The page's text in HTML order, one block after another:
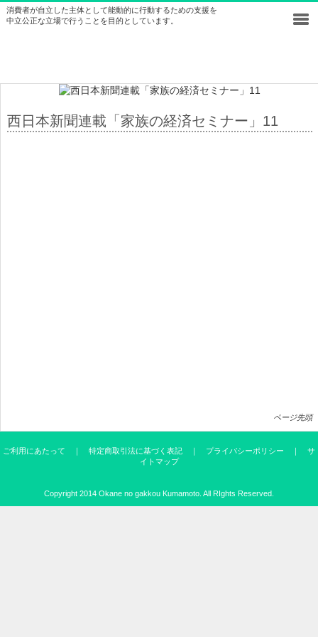
消費者が自立した主体として能動的に行動するための支援を
中立公正な立場で行うことを目的としています。
西日本新聞連載「家族の経済セミナー」11
ページ先頭
ご利用にあたって 特定商取引法に基づく表記 プライバシーポリシー
サ
イトマップ
Copyright 2014 Okane no gakkou Kumamoto. All RIghts Reserved.